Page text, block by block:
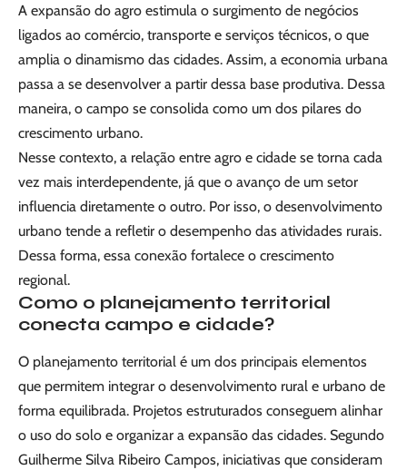
A expansão do agro estimula o surgimento de negócios
ligados ao comércio, transporte e serviços técnicos, o que
amplia o dinamismo das cidades. Assim, a economia urbana
passa a se desenvolver a partir dessa base produtiva. Dessa
maneira, o campo se consolida como um dos pilares do
crescimento urbano.
Nesse contexto, a relação entre agro e cidade se torna cada
vez mais interdependente, já que o avanço de um setor
influencia diretamente o outro. Por isso, o desenvolvimento
urbano tende a refletir o desempenho das atividades rurais.
Dessa forma, essa conexão fortalece o crescimento
regional.
Como o planejamento territorial
conecta campo e cidade?
O planejamento territorial é um dos principais elementos
que permitem integrar o desenvolvimento rural e urbano de
forma equilibrada. Projetos estruturados conseguem alinhar
o uso do solo e organizar a expansão das cidades. Segundo
Guilherme Silva Ribeiro Campos, iniciativas que consideram